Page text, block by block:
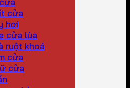
cửa
hơi
cửa lùa
ruột khoá
cửa
cửa